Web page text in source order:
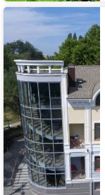
Гостевой
Приморский